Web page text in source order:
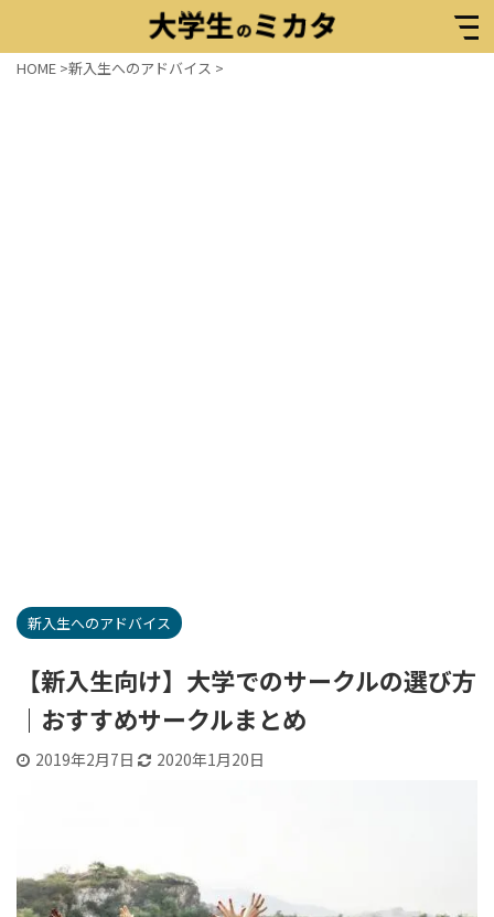
HOME >新入生へのアドバイス >
新入生へのアドバイス
【新入生向け】大学でのサークルの選び方
｜おすすめサークルまとめ
2019年2月7日 2020年1月20日